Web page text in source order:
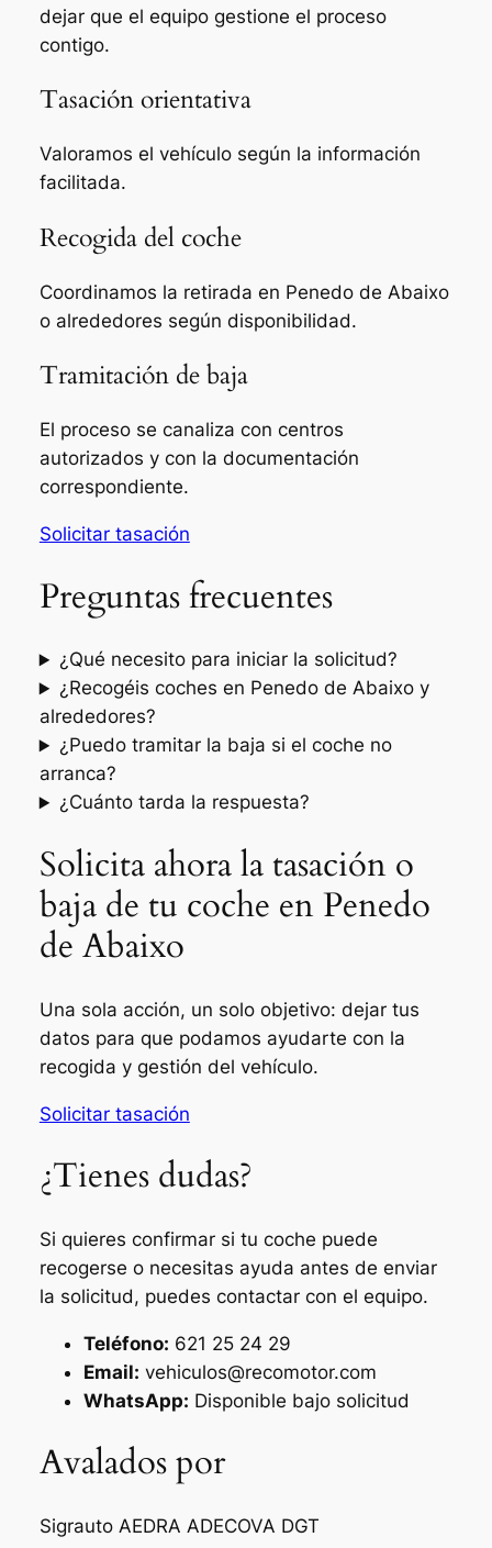
dejar que el equipo gestione el proceso
contigo.
Tasación orientativa
Valoramos el vehículo según la información
facilitada.
Recogida del coche
Coordinamos la retirada en Penedo de Abaixo
o alrededores según disponibilidad.
Tramitación de baja
El proceso se canaliza con centros
autorizados y con la documentación
correspondiente.
Solicitar tasación
Preguntas frecuentes
¿Qué necesito para iniciar la solicitud?
¿Recogéis coches en Penedo de Abaixo y
alrededores?
¿Puedo tramitar la baja si el coche no
arranca?
¿Cuánto tarda la respuesta?
Solicita ahora la tasación o
baja de tu coche en Penedo
de Abaixo
Una sola acción, un solo objetivo: dejar tus
datos para que podamos ayudarte con la
recogida y gestión del vehículo.
Solicitar tasación
¿Tienes dudas?
Si quieres confirmar si tu coche puede
recogerse o necesitas ayuda antes de enviar
la solicitud, puedes contactar con el equipo.
Teléfono: 621 25 24 29
Email: vehiculos@recomotor.com
WhatsApp: Disponible bajo solicitud
Avalados por
Sigrauto AEDRA ADECOVA DGT